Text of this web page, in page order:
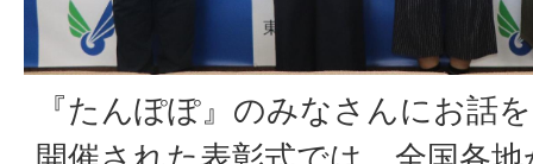
『たんぽぽ』のみなさんにお話